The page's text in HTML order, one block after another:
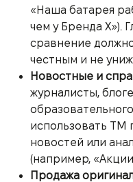
«Наша батарея
чем у Бренда X»).
сравнение
честным и не
Новостные и
журналисты,
использовать ТМ
новостей или
(например,
Продажа